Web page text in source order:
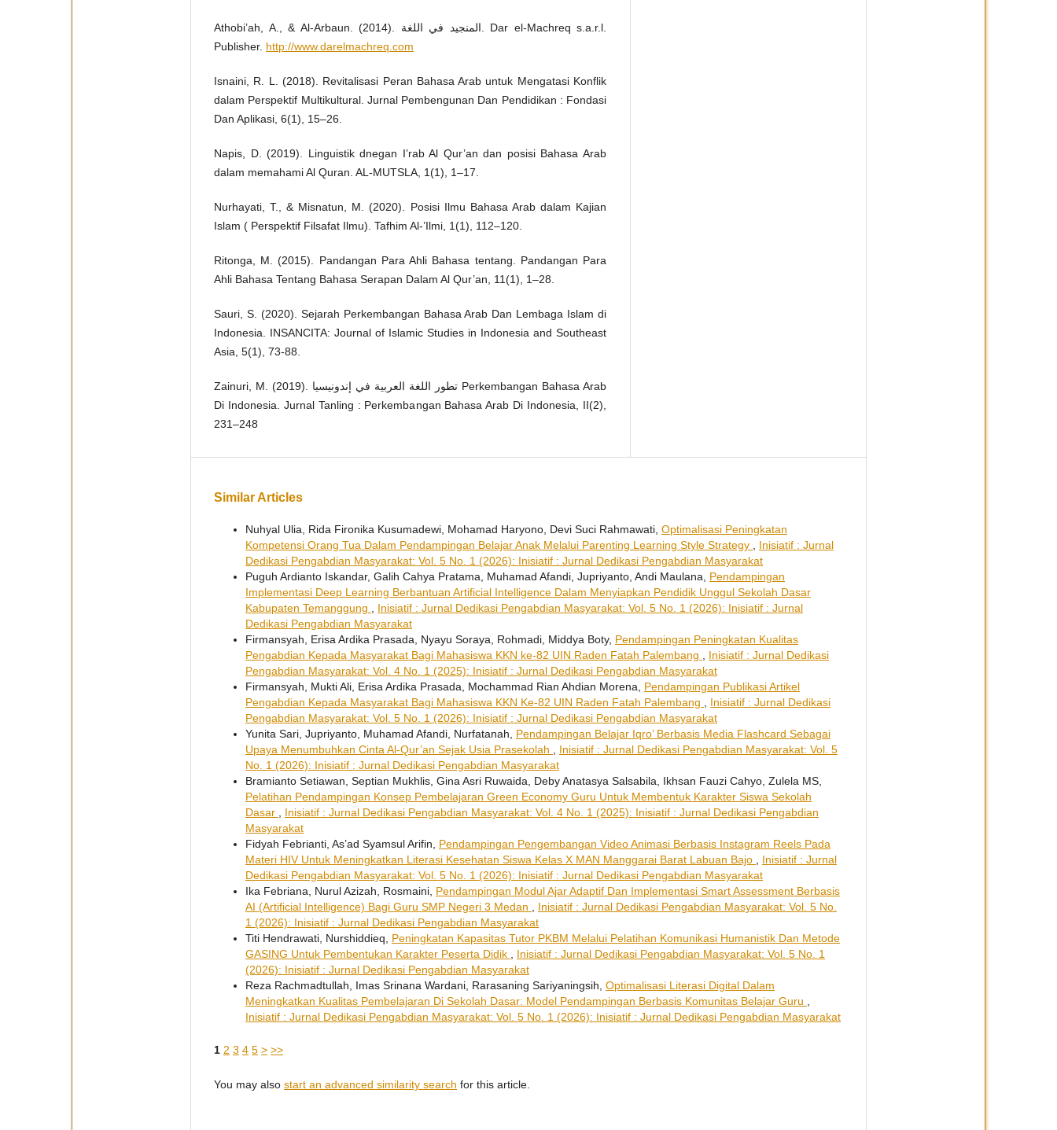
Athobi’ah, A., & Al-Arbaun. (2014). المنجيد في اللغة. Dar el-Machreq s.a.r.l.
Publisher. http://www.darelmachreq.com
Isnaini, R. L. (2018). Revitalisasi Peran Bahasa Arab untuk Mengatasi Konflik
dalam Perspektif Multikultural. Jurnal Pembengunan Dan Pendidikan : Fondasi
Dan Aplikasi, 6(1), 15–26.
Napis, D. (2019). Linguistik dnegan I’rab Al Qur’an dan posisi Bahasa Arab
dalam memahami Al Quran. AL-MUTSLA, 1(1), 1–17.
Nurhayati, T., & Misnatun, M. (2020). Posisi Ilmu Bahasa Arab dalam Kajian
Islam ( Perspektif Filsafat Ilmu). Tafhim Al-’Ilmi, 1(1), 112–120.
Ritonga, M. (2015). Pandangan Para Ahli Bahasa tentang. Pandangan Para
Ahli Bahasa Tentang Bahasa Serapan Dalam Al Qur’an, 11(1), 1–28.
Sauri, S. (2020). Sejarah Perkembangan Bahasa Arab Dan Lembaga Islam di
Indonesia. INSANCITA: Journal of Islamic Studies in Indonesia and Southeast
Asia, 5(1), 73-88.
Zainuri, M. (2019). تطور اللغة العربية في إندونيسيا Perkembangan Bahasa Arab
Di Indonesia. Jurnal Tanling : Perkembangan Bahasa Arab Di Indonesia, II(2),
231–248
Similar Articles
Nuhyal Ulia, Rida Fironika Kusumadewi, Mohamad Haryono, Devi Suci Rahmawati, Optimalisasi Peningkatan
Kompetensi Orang Tua Dalam Pendampingan Belajar Anak Melalui Parenting Learning Style Strategy
Inisiatif : Jurnal
Dedikasi Pengabdian Masyarakat: Vol. 5 No. 1 (2026): Inisiatif : Jurnal Dedikasi Pengabdian Masyarakat
Puguh Ardianto Iskandar, Galih Cahya Pratama, Muhamad Afandi, Jupriyanto, Andi Maulana, Pendampingan
Implementasi Deep Learning Berbantuan Artificial Intelligence Dalam Menyiapkan Pendidik Unggul Sekolah Dasar
Kabupaten Temanggung
Inisiatif : Jurnal Dedikasi Pengabdian Masyarakat: Vol. 5 No. 1 (2026): Inisiatif : Jurnal
Dedikasi Pengabdian Masyarakat
Firmansyah, Erisa Ardika Prasada, Nyayu Soraya, Rohmadi, Middya Boty, Pendampingan Peningkatan Kualitas
Pengabdian Kepada Masyarakat Bagi Mahasiswa KKN ke-82 UIN Raden Fatah Palembang
Inisiatif : Jurnal Dedikasi
Pengabdian Masyarakat: Vol. 4 No. 1 (2025): Inisiatif : Jurnal Dedikasi Pengabdian Masyarakat
Firmansyah, Mukti Ali, Erisa Ardika Prasada, Mochammad Rian Ahdian Morena, Pendampingan Publikasi Artikel
Pengabdian Kepada Masyarakat Bagi Mahasiswa KKN Ke-82 UIN Raden Fatah Palembang
Inisiatif : Jurnal Dedikasi
Pengabdian Masyarakat: Vol. 5 No. 1 (2026): Inisiatif : Jurnal Dedikasi Pengabdian Masyarakat
Yunita Sari, Jupriyanto, Muhamad Afandi, Nurfatanah, Pendampingan Belajar Iqro’ Berbasis Media Flashcard Sebagai
Upaya Menumbuhkan Cinta Al-Qur’an Sejak Usia Prasekolah
Inisiatif : Jurnal Dedikasi Pengabdian Masyarakat: Vol. 5
No. 1 (2026): Inisiatif : Jurnal Dedikasi Pengabdian Masyarakat
Bramianto Setiawan, Septian Mukhlis, Gina Asri Ruwaida, Deby Anatasya Salsabila, Ikhsan Fauzi Cahyo, Zulela MS,
Pelatihan Pendampingan Konsep Pembelajaran Green Economy Guru Untuk Membentuk Karakter Siswa Sekolah
Dasar
Inisiatif : Jurnal Dedikasi Pengabdian Masyarakat: Vol. 4 No. 1 (2025): Inisiatif : Jurnal Dedikasi Pengabdian
Masyarakat
Fidyah Febrianti, As’ad Syamsul Arifin, Pendampingan Pengembangan Video Animasi Berbasis Instagram Reels Pada
Materi HIV Untuk Meningkatkan Literasi Kesehatan Siswa Kelas X MAN Manggarai Barat Labuan Bajo
Inisiatif : Jurnal
Dedikasi Pengabdian Masyarakat: Vol. 5 No. 1 (2026): Inisiatif : Jurnal Dedikasi Pengabdian Masyarakat
Ika Febriana, Nurul Azizah, Rosmaini, Pendampingan Modul Ajar Adaptif Dan Implementasi Smart Assessment Berbasis
AI (Artificial Intelligence) Bagi Guru SMP Negeri 3 Medan
Inisiatif : Jurnal Dedikasi Pengabdian Masyarakat: Vol. 5 No.
1 (2026): Inisiatif : Jurnal Dedikasi Pengabdian Masyarakat
Titi Hendrawati, Nurshiddieq, Peningkatan Kapasitas Tutor PKBM Melalui Pelatihan Komunikasi Humanistik Dan Metode
GASING Untuk Pembentukan Karakter Peserta Didik
Inisiatif : Jurnal Dedikasi Pengabdian Masyarakat: Vol. 5 No. 1
(2026): Inisiatif : Jurnal Dedikasi Pengabdian Masyarakat
Reza Rachmadtullah, Imas Srinana Wardani, Rarasaning Sariyaningsih, Optimalisasi Literasi Digital Dalam
Meningkatkan Kualitas Pembelajaran Di Sekolah Dasar: Model Pendampingan Berbasis Komunitas Belajar Guru
Inisiatif : Jurnal Dedikasi Pengabdian Masyarakat: Vol. 5 No. 1 (2026): Inisiatif : Jurnal Dedikasi Pengabdian Masyarakat
1 2 3 4 5 > >>
You may also start an advanced similarity search for this article.